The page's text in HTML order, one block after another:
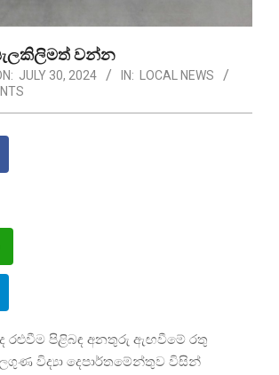
සැලකිලිමත් වන්න
JULY 30, 2024 IN:
LOCAL NEWS
රළුවීම පිළිබඳ අනතුරු ඇඟවීමේ රතු
විද්‍යා දෙපාර්තමේන්තුව විසින්